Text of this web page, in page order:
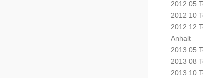
2012 05
2012 10
2012 12
Anhalt
2013 05
2013 08
2013 10